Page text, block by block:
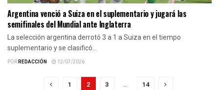
Argentina venció a Suiza en el suplementario y jugará las
semifinales del Mundial ante Inglaterra
La selección argentina derrotó 3 a 1 a Suiza en el tiempo
suplementario y se clasificó...
PORREDACCIÓN 12/07/2026
1 2 3 … 14